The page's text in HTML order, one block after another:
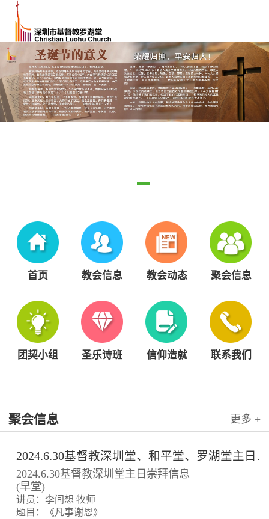
首页 教会信息 教会动态 聚会信息
团契小组 圣乐诗班 信仰造就 联系我们
聚会信息 更多 +
2024.6.30基督教深圳堂、和平堂、罗湖堂主日崇拜信息
2024.6.30基督教深圳堂主日崇拜信息
(早堂)
讲员：李间想 牧师
题目：《凡事谢恩》